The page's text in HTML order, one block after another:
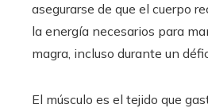
asegurarse de que el cuerpo
la energía necesarios para
magra, incluso durante un
El músculo es el tejido que